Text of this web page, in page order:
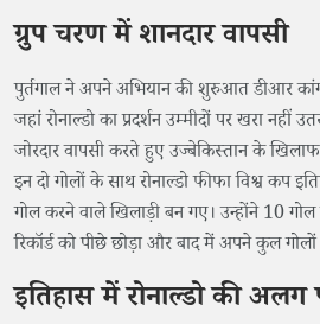
ग्रुप चरण में शानदार वापसी
पुर्तगाल ने अपने अभियान की शुरुआत डीआर
जहां रोनाल्डो का प्रदर्शन उम्मीदों पर खरा नहीं
जोरदार वापसी करते हुए उज्बेकिस्तान के
इन दो गोलों के साथ रोनाल्डो फीफा विश्व कप
गोल करने वाले खिलाड़ी बन गए। उन्होंने 10
रिकॉर्ड को पीछे छोड़ा और बाद में अपने कुल
इतिहास में रोनाल्डो की अलग